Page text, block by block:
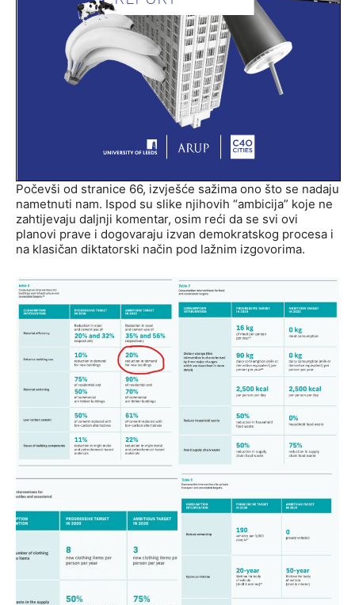
Počevši od stranice 66, izvješće sažima ono što se nadaju
nametnuti nam. Ispod su slike njihovih “ambicija” koje ne
zahtijevaju daljnji komentar, osim reći da se svi ovi
planovi prave i dogovaraju izvan demokratskog procesa i
na klasičan diktatorski način pod lažnim izgovorima.